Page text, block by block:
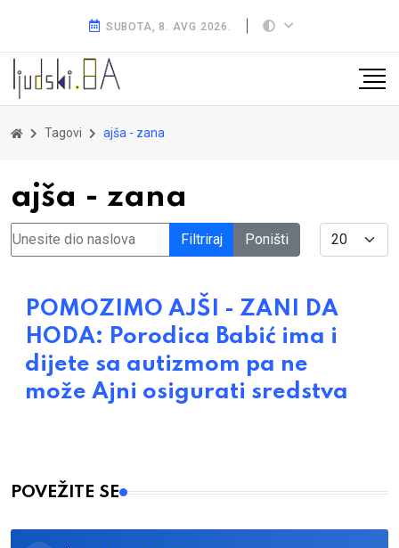
SUBOTA, 8. AVG 2026.
Tagovi ajša - zana
ajša - zana
Unesite dio naslova Filtriraj Poništi Display #
POMOZIMO AJŠI - ZANI DA
HODA: Porodica Babić ima i
dijete sa autizmom pa ne
može Ajni osigurati sredstva
POVEŽITE SE